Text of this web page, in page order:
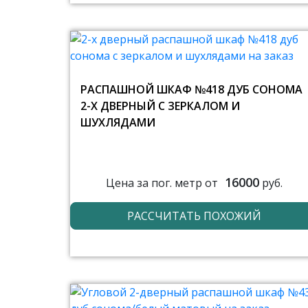
РАСПАШНОЙ ШКАФ №418 ДУБ СОНОМА
2-Х ДВЕРНЫЙ С ЗЕРКАЛОМ И
ШУХЛЯДАМИ
Цена за пог. метр от 16000руб.
РАССЧИТАТЬ ПОХОЖИЙ